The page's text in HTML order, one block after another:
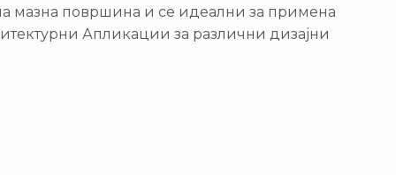
мазна површина и се идеални за примена
Апликации за различни дизајни